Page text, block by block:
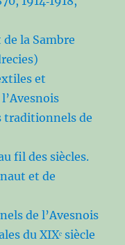
la Sambre
et
traditionnels de
fil des siècles.
et de
de l’Avesnois
du XIXᵉ siècle